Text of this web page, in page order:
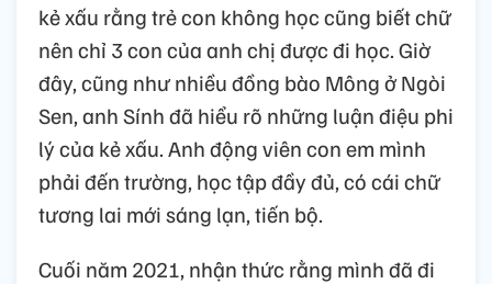
kẻ xấu rằng trẻ con không học cũng biết chữ
nên chỉ 3 con của anh chị được đi học. Giờ
đây, cũng như nhiều đồng bào Mông ở Ngòi
Sen, anh Sính đã hiểu rõ những luận điệu phi
lý của kẻ xấu. Anh động viên con em mình
phải đến trường, học tập đầy đủ, có cái chữ
tương lai mới sáng lạn, tiến bộ.
Cuối năm 2021, nhận thức rằng mình đã đi